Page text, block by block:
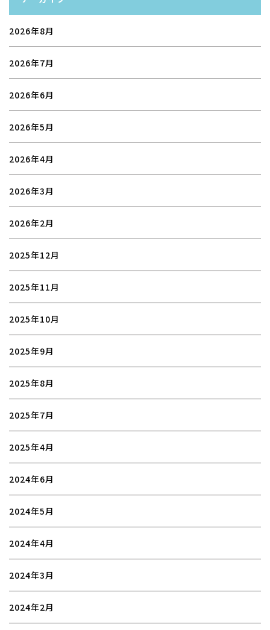
2026年8月
2026年7月
2026年6月
2026年5月
2026年4月
2026年3月
2026年2月
2025年12月
2025年11月
2025年10月
2025年9月
2025年8月
2025年7月
2025年4月
2024年6月
2024年5月
2024年4月
2024年3月
2024年2月